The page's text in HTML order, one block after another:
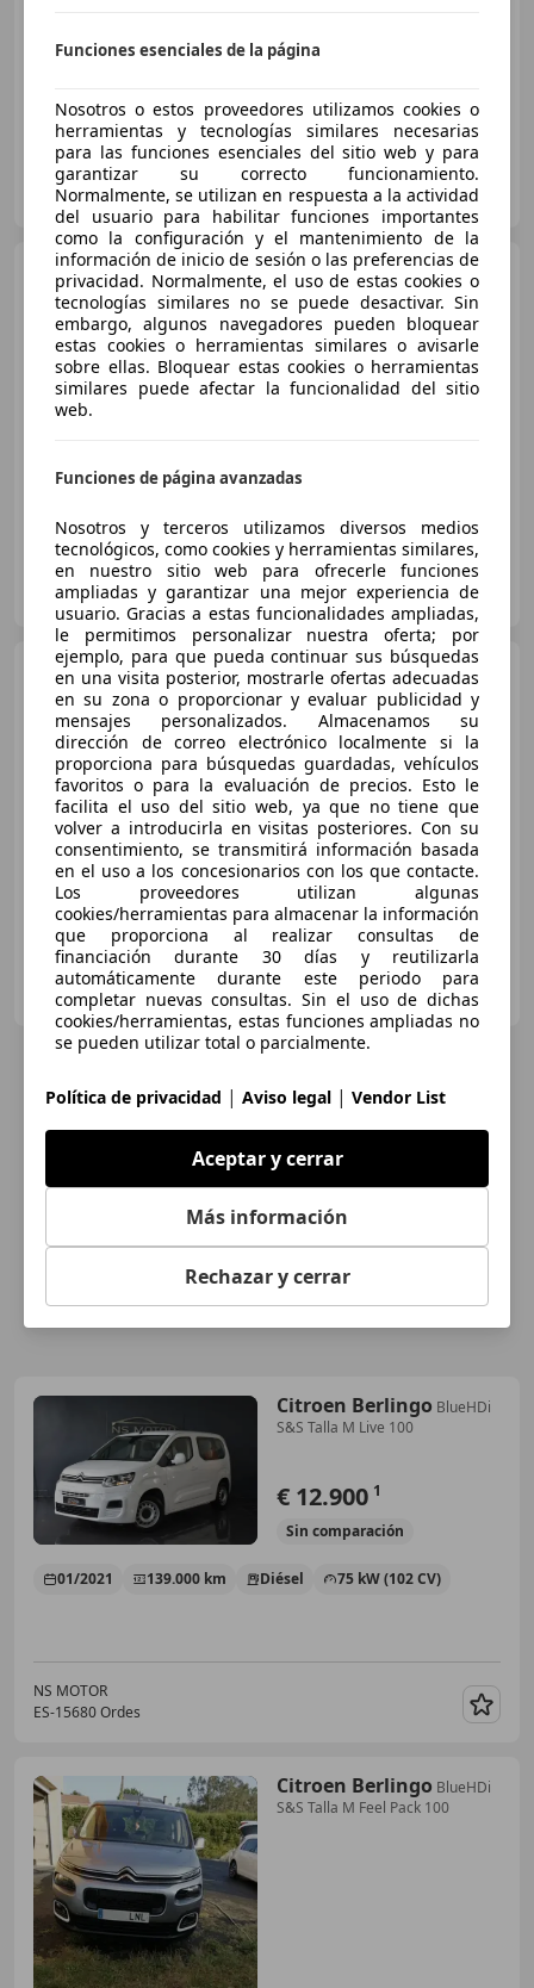
Diésel
OCASIONPLUS LAS ROZAS II
ES-28232 LAS ROZAS
Citroen Berlingo BlueHDi
S&S Talla M Shine 100
€ 14.082 1
OCASIONPLUS - LAS PALMAS DE GRAN CANARIA
ES-35008 LAS PALMAS DE GRAN CANARIA
Citroen Berlingo BlueHDi
S&S Talla M Live 100
€ 15.900 1
Sincomparación
12/2021 83.206 km Diésel 75 kW (102 CV)
FURGO AUTO (Venta - Rent a car - Alquiler)
ES-07500 MANACOR
Citroen Berlingo BlueHDi
S&S Talla M Live 100
€ 12.900 1
Sin comparación
01/2021 139.000 km Diésel 75 kW (102 CV)
NS MOTOR
ES-15680 Ordes
Citroen Berlingo BlueHDi
S&S Talla M Feel Pack 100
Funciones esenciales de la página
Nosotros o estos proveedores utilizamos cookies o
herramientas y tecnologías similares necesarias
para las funciones esenciales del sitio web y para
garantizar su correcto funcionamiento.
Normalmente, se utilizan en respuesta a la actividad
del usuario para habilitar funciones importantes
como la configuración y el mantenimiento de la
información de inicio de sesión o las preferencias de
privacidad. Normalmente, el uso de estas cookies o
tecnologías similares no se puede desactivar. Sin
embargo, algunos navegadores pueden bloquear
estas cookies o herramientas similares o avisarle
sobre ellas. Bloquear estas cookies o herramientas
similares puede afectar la funcionalidad del sitio
web.
Funciones de página avanzadas
Nosotros y terceros utilizamos diversos medios
tecnológicos, como cookies y herramientas similares,
en nuestro sitio web para ofrecerle funciones
ampliadas y garantizar una mejor experiencia de
usuario. Gracias a estas funcionalidades ampliadas,
le permitimos personalizar nuestra oferta; por
ejemplo, para que pueda continuar sus búsquedas
en una visita posterior, mostrarle ofertas adecuadas
en su zona o proporcionar y evaluar publicidad y
mensajes personalizados. Almacenamos su
dirección de correo electrónico localmente si la
proporciona para búsquedas guardadas, vehículos
favoritos o para la evaluación de precios. Esto le
facilita el uso del sitio web, ya que no tiene que
volver a introducirla en visitas posteriores. Con su
consentimiento, se transmitirá información basada
en el uso a los concesionarios con los que contacte.
Los proveedores utilizan algunas
cookies/herramientas para almacenar la información
que proporciona al realizar consultas de
financiación durante 30 días y reutilizarla
automáticamente durante este periodo para
completar nuevas consultas. Sin el uso de dichas
cookies/herramientas, estas funciones ampliadas no
se pueden utilizar total o parcialmente.
Política de privacidad | Aviso legal | Vendor List
Aceptar y cerrar
Más información
Rechazar y cerrar